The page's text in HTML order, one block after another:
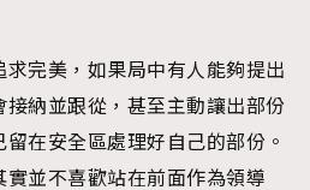
完美，如果局中有人能夠提出
納並跟從，甚至主動讓出部份
在安全區處理好自己的部份。
並不喜歡站在前面作為領導